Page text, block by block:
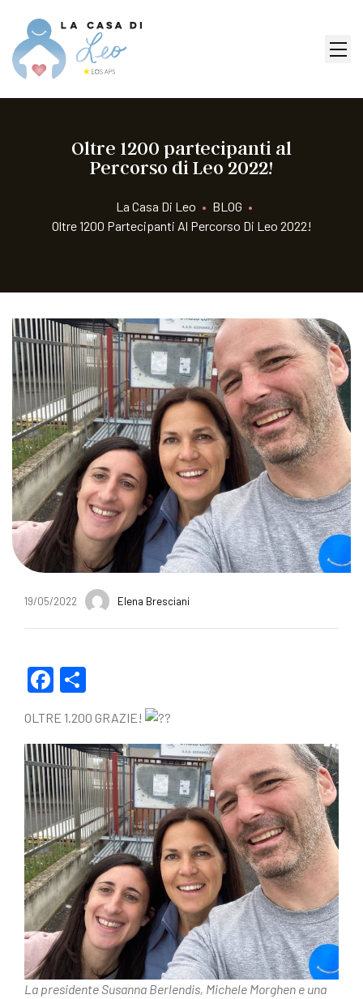
Oltre 1200 partecipanti al
Percorso di Leo 2022!
La Casa Di Leo • BLOG •
Oltre 1200 Partecipanti Al Percorso Di Leo 2022!
19/05/2022 Elena Bresciani
F
c
e
b
o
o
k
n
di
vi
di
OLTRE 1.200 GRAZIE!
La presidente Susanna Berlendis, Michele Morghen e una